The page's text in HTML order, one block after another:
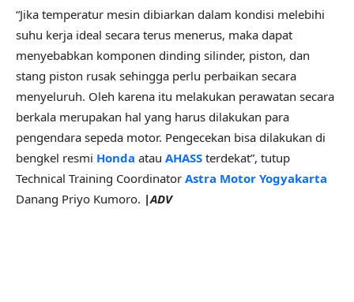
“Jika temperatur mesin dibiarkan dalam kondisi melebihi
suhu kerja ideal secara terus menerus, maka dapat
menyebabkan komponen dinding silinder, piston, dan
stang piston rusak sehingga perlu perbaikan secara
menyeluruh. Oleh karena itu melakukan perawatan secara
berkala merupakan hal yang harus dilakukan para
pengendara sepeda motor. Pengecekan bisa dilakukan di
bengkel resmi Honda atau AHASS terdekat”, tutup
Technical Training Coordinator Astra Motor Yogyakarta
Danang Priyo Kumoro. |ADV